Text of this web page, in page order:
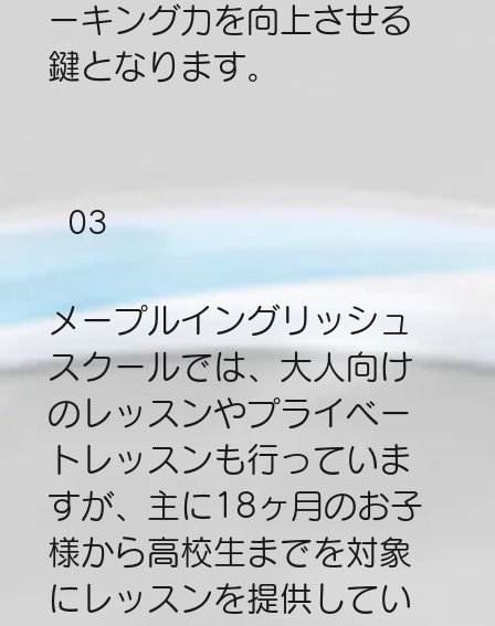
ーキング力を向上させる
鍵となります。
03
メープルイングリッシュ
スクールでは、大人向け
のレッスンやプライベー
トレッスンも行っていま
すが、主に18ヶ月のお子
様から高校生までを対象
にレッスンを提供してい